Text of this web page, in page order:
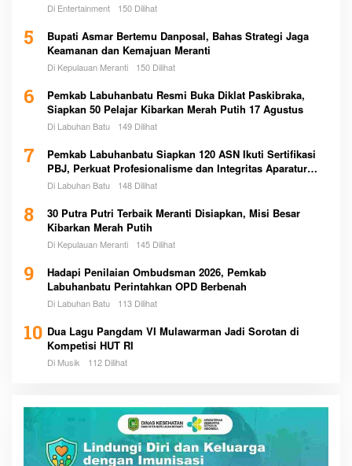
Di Entertainment 150 Dilihat
5
Bupati Asmar Bertemu Danposal, Bahas Strategi Jaga
Keamanan dan Kemajuan Meranti
Di Kepulauan Meranti 150 Dilihat
6
Pemkab Labuhanbatu Resmi Buka Diklat Paskibraka,
Siapkan 50 Pelajar Kibarkan Merah Putih 17 Agustus
Di Labuhan Batu 149 Dilihat
7
Pemkab Labuhanbatu Siapkan 120 ASN Ikuti Sertifikasi
PBJ, Perkuat Profesionalisme dan Integritas Aparatur
Pemerintah
Di Labuhan Batu 148 Dilihat
8
30 Putra Putri Terbaik Meranti Disiapkan, Misi Besar
Kibarkan Merah Putih
Di Kepulauan Meranti 145 Dilihat
9
Hadapi Penilaian Ombudsman 2026, Pemkab
Labuhanbatu Perintahkan OPD Berbenah
Di Labuhan Batu 113 Dilihat
10 Dua Lagu Pangdam VI Mulawarman Jadi Sorotan di
Kompetisi HUT RI
Di Musik 112 Dilihat